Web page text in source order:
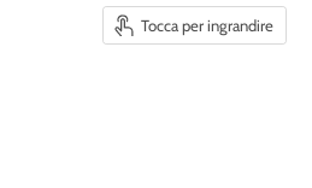
Tocca per ingrandire